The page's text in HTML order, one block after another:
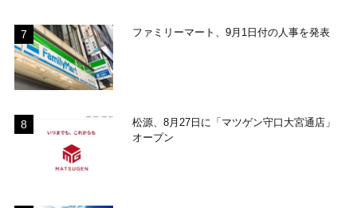
ファミリーマート、9月1日付の人事を発表
松源、8月27日に「マツゲン守口大宮通店」
オープン